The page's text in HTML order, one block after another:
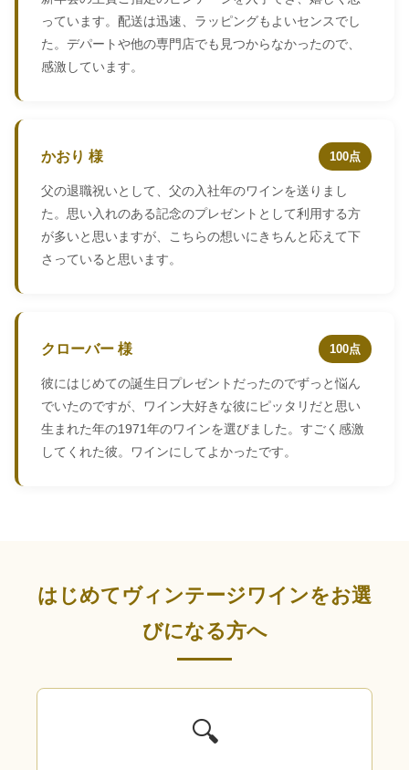
っています。配送は迅速、ラッピングもよいセンスでし
た。デパートや他の専門店でも見つからなかったので、
感激しています。
かおり 様 100点
父の退職祝いとして、父の入社年のワインを送りまし
た。思い入れのある記念のプレゼントとして利用する方
が多いと思いますが、こちらの想いにきちんと応えて下
さっていると思います。
クローバー 様 100点
彼にはじめての誕生日プレゼントだったのでずっと悩ん
でいたのですが、ワイン大好きな彼にピッタリだと思い
生まれた年の1971年のワインを選びました。すごく感激
してくれた彼。ワインにしてよかったです。
はじめてヴィンテージワインをお選
びになる方へ
🔍